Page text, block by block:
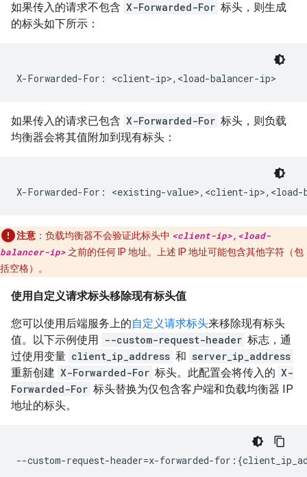
如果传入的请求不包含 X-Forwarded-For 标头，则生成
的标头如下所示：
如果传入的请求已包含 X-Forwarded-For 标头，则负载
均衡器会将其值附加到现有标头：
注意 ：负载均衡器不会验证此标头中 <client-ip>,<load-
balancer-ip> 之前的任何 IP 地址。上述 IP 地址可能包含其他字符（包
括空格）。
使用自定义请求标头移除现有标头值
您可以使用后端服务上的自定义请求标头来移除现有标头
值。以下示例使用
--custom-request-header 标志，通
过使用变量 client_ip_address 和 server_ip_address
重新创建 X-Forwarded-For 标头。此配置会将传入的 X-
Forwarded-For 标头替换为仅包含客户端和负载均衡器 IP
地址的标头。